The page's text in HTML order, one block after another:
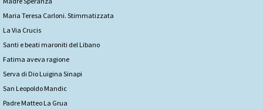
Maria Teresa Carloni. Stimmatizzata
La Via Crucis
Santi e beati maroniti del Libano
Fatima aveva ragione
Serva di Dio Luigina Sinapi
San Leopoldo Mandic
Padre Matteo La Grua